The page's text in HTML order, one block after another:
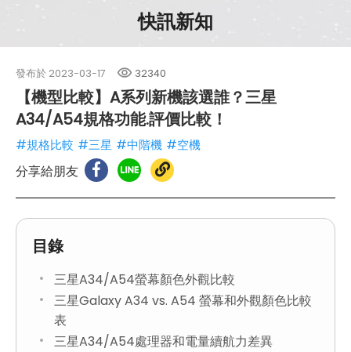
快訊新知
發布於 2023-03-17 32340
【機型比較】A系列新機該選誰？三星
A34/A54規格功能.評價比較！
#規格比較 #三星 #中階機 #空機
分享給朋友
目錄
三星A34/A54螢幕顏色外觀比較
三星Galaxy A34 vs. A54 螢幕和外觀顏色比較
表
三星A34/A54處理器和電量續航力差異